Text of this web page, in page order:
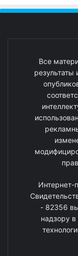
Все
результаты
Интернет-
- 82356
надзору